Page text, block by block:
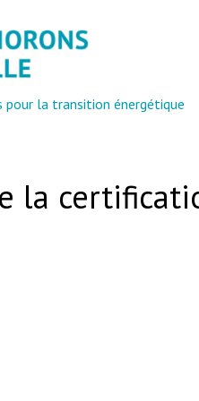
pour la transition énergétique
la